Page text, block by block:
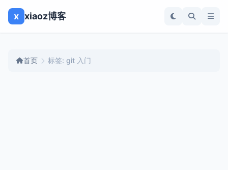
x xiaoz博客
首页 标签: git 入门